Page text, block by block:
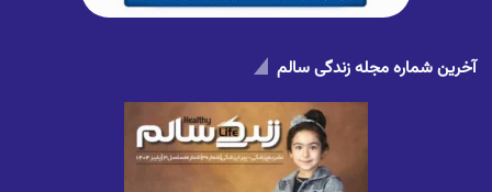
آخرین شماره مجله زندگی سالم